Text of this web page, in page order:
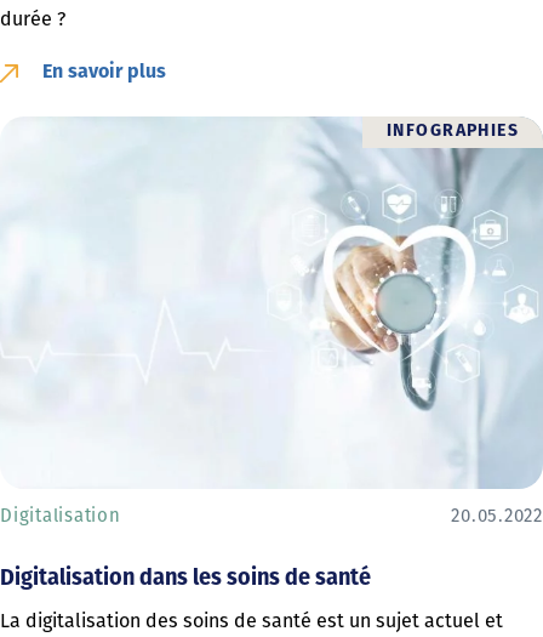
durée ?
En savoir plus
Digitalisation dans les soins de santé
INFOGRAPHIES
Digitalisation 20.05.2022
La digitalisation des soins de santé est un sujet actuel et